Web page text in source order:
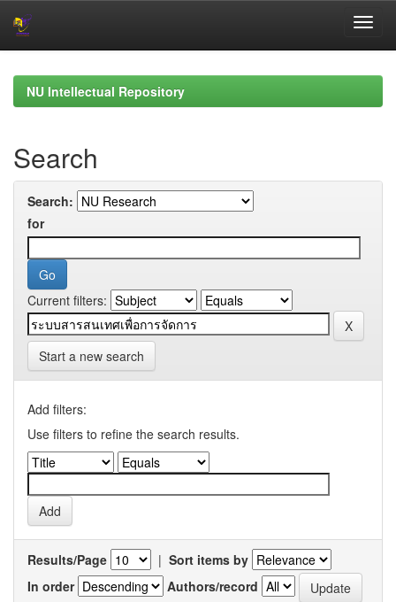
navigationNU Intellectual Repository
Search
Search:
for
Current filters:
Start a new search
Add filters:
Use filters to refine the search results.
Results/Page | Sort items by
In order
Authors/record